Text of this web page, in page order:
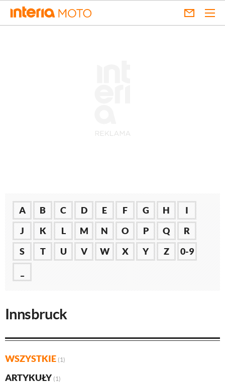
A B C D E F G H
I
J
K L M N O P Q
R
S
T U V W X Y Z
0-9
Innsbruck
WSZYSTKIE (1)
ARTYKUŁY (1)